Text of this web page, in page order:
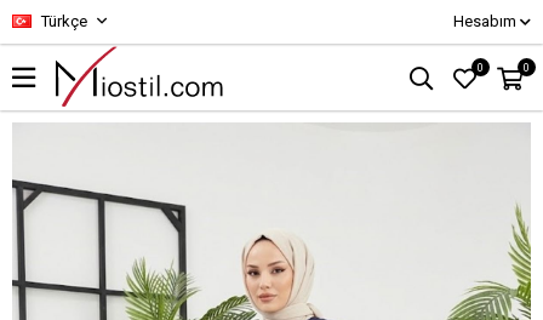
Türkçe Hesabım
0 0